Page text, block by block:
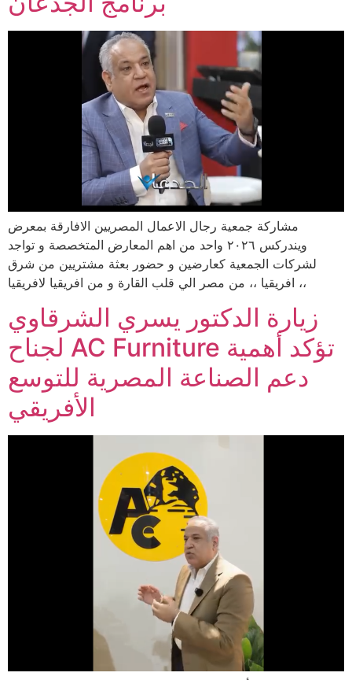
مشاركة جمعية رجال الاعمال المصريين الافارقة بمعرض
ويندركس ٢٠٢٦ واحد من اهم المعارض المتخصصة و تواجد
لشركات الجمعية كعارضين و حضور بعثة مشتريين من شرق
افريقيا ،، من مصر الي قلب القارة و من افريقيا لافريقيا ،،
زيارة الدكتور يسري الشرقاوي
لجناح AC Furniture تؤكد أهمية
دعم الصناعة المصرية للتوسع
الأفريقي